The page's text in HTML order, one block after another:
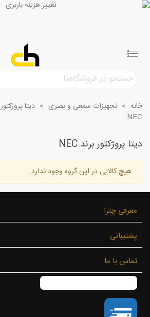
خانه > تجهیزات سمعی و بصری > دیتا پروژکتور
NEC
دیتا پروژکتور برند NEC
هیچ کالایی در این گروه وجود ندارد.
معرفی چترا
پشتیبانی
تماس با ما